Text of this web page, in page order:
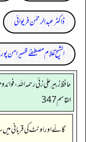
ڈاکٹر عبدالرحمٰن فریوائی
الشیخ غلام مصطفےٰ ظہیر امن
حافظ زبير على زئي رحمه الله،
القاسم 347
گائے اور اونٹ کی قربانی